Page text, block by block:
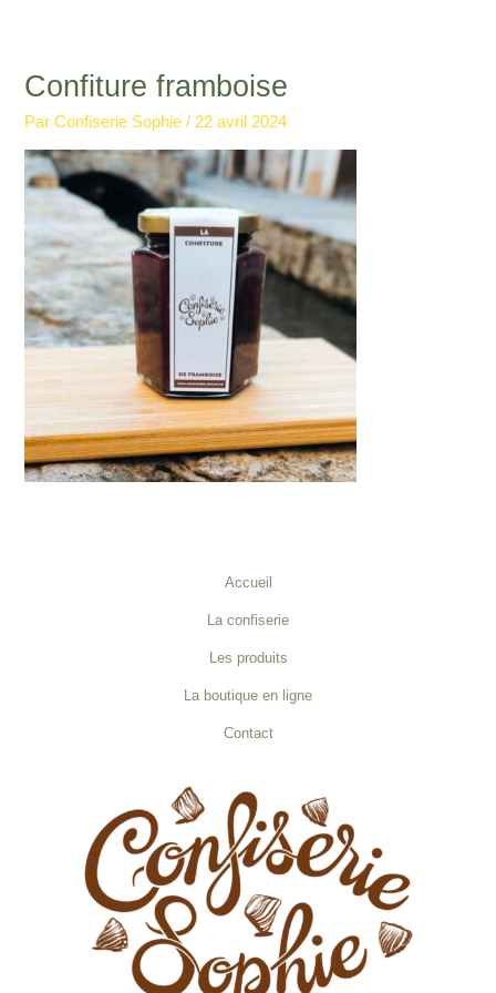
Confiture framboise
ParConfiserie Sophie/ 22 avril 2024
Accueil
La confiserie
Les produits
La boutique en ligne
Contact